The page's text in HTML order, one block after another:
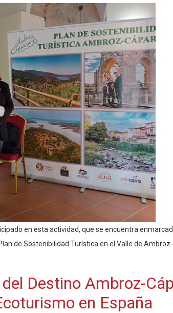
en esta actividad, que se encuentra
de Sostenibilidad Turística en el Valle de
Destino Ambroz-
en España